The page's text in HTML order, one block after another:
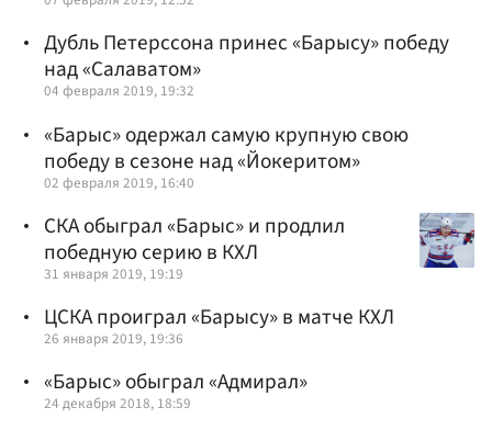
Дубль Петерссона принес «Барысу» победу
над «Салаватом»
04 февраля 2019, 19:32
«Барыс» одержал самую крупную свою
победу в сезоне над «Йокеритом»
02 февраля 2019, 16:40
СКА обыграл «Барыс» и продлил
победную серию в КХЛ
31 января 2019, 19:19
ЦСКА проиграл «Барысу» в матче КХЛ
26 января 2019, 19:36
«Барыс» обыграл «Адмирал»
24 декабря 2018, 18:59